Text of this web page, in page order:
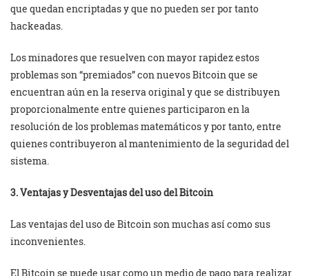
que quedan encriptadas y que no pueden ser por tanto
hackeadas.
Los minadores que resuelven con mayor rapidez estos
problemas son “premiados” con nuevos Bitcoin que se
encuentran aún en la reserva original y que se distribuyen
proporcionalmente entre quienes participaron en la
resolución de los problemas matemáticos y por tanto, entre
quienes contribuyeron al mantenimiento de la seguridad del
sistema.
3. Ventajas y Desventajas del uso del Bitcoin
Las ventajas del uso de Bitcoin son muchas así como sus
inconvenientes.
El Bitcoin se puede usar como un medio de pago para realizar